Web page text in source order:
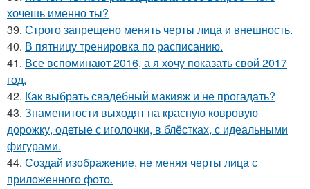
хочешь именно ты?
39. Строго запрещено менять черты лица и внешность.
40. В пятницу тренировка по расписанию.
41. Все вспоминают 2016, а я хочу показать свой 2017
год.
42. Как выбрать свадебный макияж и не прогадать?
43. Знаменитости выходят на красную ковровую
дорожку, одетые с иголочки, в блёстках, с идеальными
фигурами.
44. Создай изображение, не меняя черты лица с
приложенного фото.